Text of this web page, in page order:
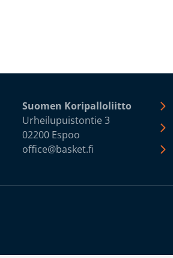
Suomen Koripalloliitto
Urheilupuistontie 3
02200 Espoo
office@basket.fi